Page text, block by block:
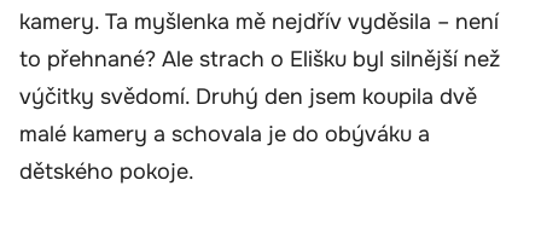
kamery. Ta myšlenka mě nejdřív vyděsila – není
to přehnané? Ale strach o Elišku byl silnější než
výčitky svědomí. Druhý den jsem koupila dvě
malé kamery a schovala je do obýváku a
dětského pokoje.